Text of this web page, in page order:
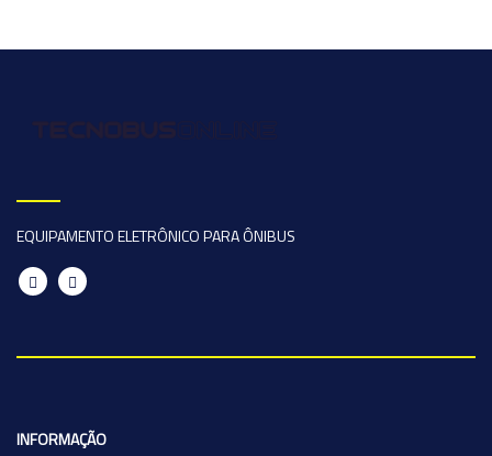
EQUIPAMENTO ELETRÔNICO PARA ÔNIBUS
INFORMAÇÃO